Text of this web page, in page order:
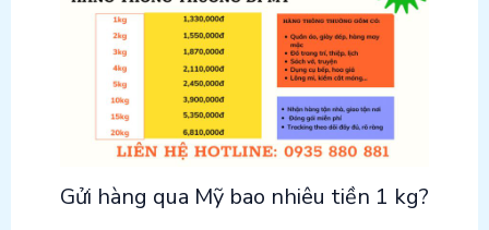
Gửi hàng qua Mỹ bao nhiêu tiền 1 kg?